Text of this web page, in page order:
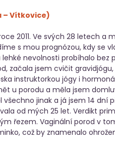
– Vítkovice)
2011. Ve svých 28 letech a
s mou prognózou, kdy se
nevolnosti probíhalo bez
začala jsem cvičit
instruktorkou jógy i
u porodu a měla jsem
jinak a já jsem 14
od mých 25 let. Verdikt
řezem. Vaginální porod v
což by znamenalo